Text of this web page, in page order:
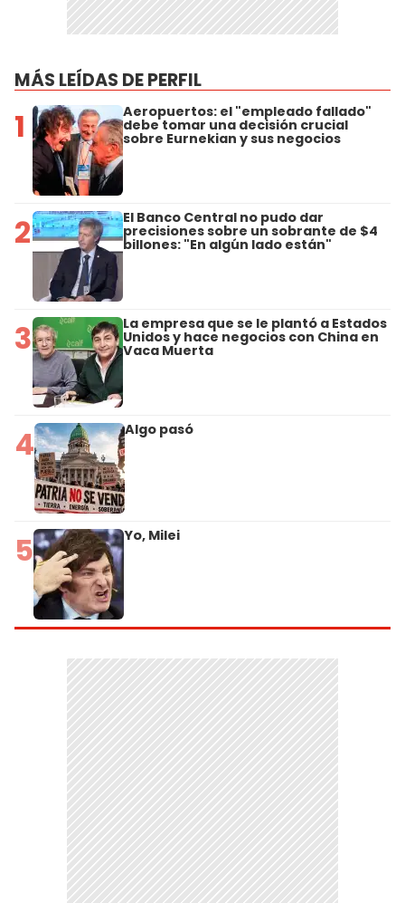
MÁS LEÍDAS DE PERFIL
1 Aeropuertos: el "empleado fallado"
debe tomar una decisión crucial
sobre Eurnekian y sus negocios
2 El Banco Central no pudo dar
precisiones sobre un sobrante de $4
billones: "En algún lado están"
3 La empresa que se le plantó a Estados
Unidos y hace negocios con China en
Vaca Muerta
4 Algo pasó
5 Yo, Milei